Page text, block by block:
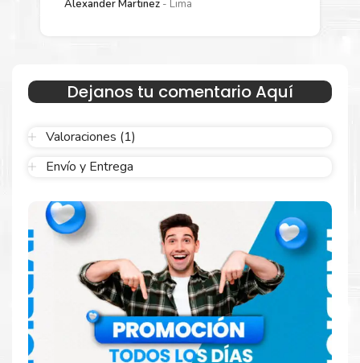
sellado y el embalaje fácil de abrir para comenzar a imprimir
Hecho para ser confiable
Confíe en el rendimiento uniforme de Xerox, tanto si
imprime en blanco y negro como en color. Descubra
más
Aquí.
Alexander Martinez
Lima
Dejanos tu comentario Aquí
Valoraciones (1)
Envío y Entrega